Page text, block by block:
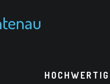
HOCHWERTIG